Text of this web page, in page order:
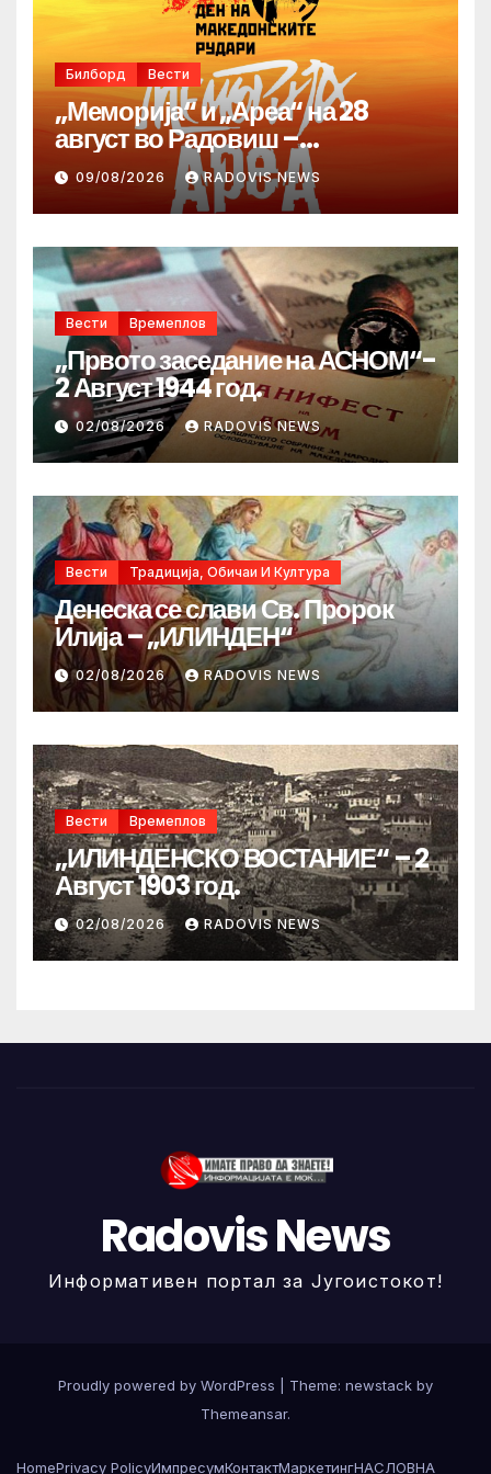
Билборд Вести
„Меморија“ и „Ареа“ на 28
август во Радовиш –
продолжува традицијата за
Денот на македонските рудари
09/08/2026 RADOVIS NEWS
Вести Времеплов
„Првото заседание на АСНОМ“-
2 Август 1944 год.
02/08/2026 RADOVIS NEWS
Вести Традиција, Обичаи И Култура
Денеска се слави Св. Пророк
Илија – „ИЛИНДЕН“
02/08/2026 RADOVIS NEWS
Вести Времеплов
„ИЛИНДЕНСКО ВОСТАНИЕ“ – 2
Август 1903 год.
02/08/2026 RADOVIS NEWS
Radovis News
Информативен портал за Југоистокот!
Proudly powered by WordPress
Theme: newstack by
Themeansar.
HomePrivacy PolicyИмпресумКонтактМаркетингНАСЛОВНА